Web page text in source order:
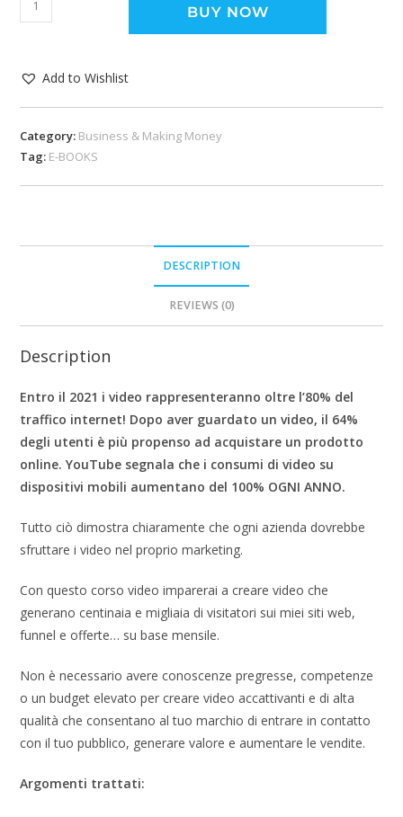
BUY NOW
Add to Wishlist
Category: Business & Making Money
Tag: E-BOOKS
DESCRIPTION
REVIEWS (0)
Description
Entro il 2021 i video rappresenteranno oltre l’80% del
traffico internet! Dopo aver guardato un video, il 64%
degli utenti è più propenso ad acquistare un prodotto
online. YouTube segnala che i consumi di video su
dispositivi mobili aumentano del 100% OGNI ANNO.
Tutto ciò dimostra chiaramente che ogni azienda dovrebbe
sfruttare i video nel proprio marketing.
Con questo corso video imparerai a creare video che
generano centinaia e migliaia di visitatori sui miei siti web,
funnel e offerte… su base mensile.
Non è necessario avere conoscenze pregresse, competenze
o un budget elevato per creare video accattivanti e di alta
qualità che consentano al tuo marchio di entrare in contatto
con il tuo pubblico, generare valore e aumentare le vendite.
Argomenti trattati: